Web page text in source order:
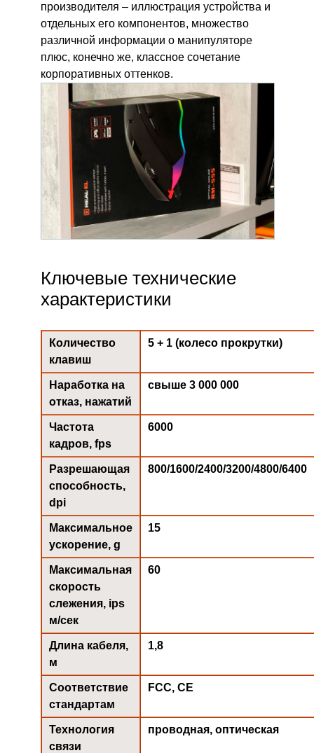
производителя – иллюстрация устройства и
отдельных его компонентов, множество
различной информации о манипуляторе
плюс, конечно же, классное сочетание
корпоративных оттенков.
Ключевые технические
характеристики
Количество
клавиш
5 + 1 (колесо прокрутки)
Наработка на
отказ, нажатий
свыше 3 000 000
Частота
кадров, fps
6000
Разрешающая
способность,
dpi
800/1600/2400/3200/4800/6400
Максимальное
ускорение, g
15
Максимальная
скорость
слежения, ips
м/сек
60
Длина кабеля,
м
1,8
Соответствие
стандартам
FCC, CE
Технология
связи
проводная, оптическая